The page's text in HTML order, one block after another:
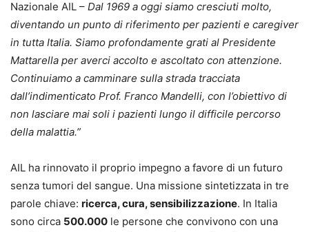
Nazionale AIL – Dal 1969 a oggi siamo cresciuti molto,
diventando un punto di riferimento per pazienti e caregiver
in tutta Italia. Siamo profondamente grati al Presidente
Mattarella per averci accolto e ascoltato con attenzione.
Continuiamo a camminare sulla strada tracciata
dall’indimenticato Prof. Franco Mandelli, con l’obiettivo di
non lasciare mai soli i pazienti lungo il difficile percorso
della malattia.”
AIL ha rinnovato il proprio impegno a favore di un futuro
senza tumori del sangue. Una missione sintetizzata in tre
parole chiave: ricerca, cura, sensibilizzazione. In Italia
sono circa 500.000 le persone che convivono con una